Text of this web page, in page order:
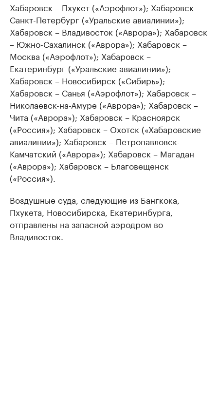
Хабаровск – Пхукет («Аэрофлот»); Хабаровск –
Санкт-Петербург («Уральские авиалинии»);
Хабаровск – Владивосток («Аврора»); Хабаровск
– Южно-Сахалинск («Аврора»); Хабаровск –
Москва («Аэрофлот»); Хабаровск –
Екатеринбург («Уральские авиалинии»);
Хабаровск – Новосибирск («Сибирь»);
Хабаровск – Санья («Аэрофлот»); Хабаровск –
Николаевск-на-Амуре («Аврора»); Хабаровск –
Чита («Аврора»); Хабаровск – Красноярск
(«Россия»); Хабаровск – Охотск («Хабаровские
авиалинии»); Хабаровск – Петропавловск-
Камчатский («Аврора»); Хабаровск – Магадан
(«Аврора»); Хабаровск – Благовещенск
(«Россия»).
Воздушные суда, следующие из Бангкока,
Пхукета, Новосибирска, Екатеринбурга,
отправлены на запасной аэродром во
Владивосток.